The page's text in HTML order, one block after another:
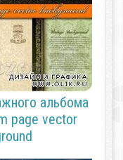
альбома
page vector